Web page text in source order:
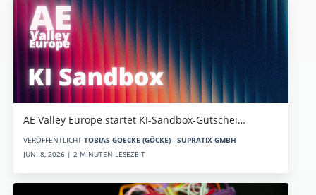
AE Valley Europe startet KI-Sandbox-Gutschei…
VERÖFFENTLICHT TOBIAS GOECKE (GÖCKE) - SUPRATIX GMBH
JUNI 8, 2026 | 2 MINUTEN LESEZEIT